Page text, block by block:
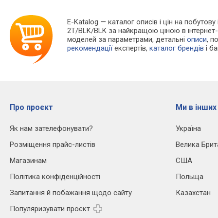
E-Katalog — каталог описів і цін на
2T/BLK/BLK за найкращою ціною в
моделей за параметрами, детальніописи,
рекомендації експертів,каталог брендів і
Про проєкт
Як нам зателефонувати?
Розміщення прайс-листів
Магазинам
Політика конфіденційності
Запитання й побажання щодо сайту
Популяризувати проєкт
Ми в інших
Україна
Велика
США
Польща
Казахстан